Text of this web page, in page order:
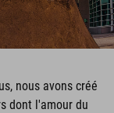
nous avons créé
dont l'amour du